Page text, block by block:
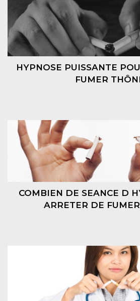
HYPNOSE PUISSANTE
FUMER
COMBIEN DE SEANCE D
ARRETER DE